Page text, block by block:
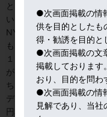
ところが、昨晩のCNNイ
い。経済再開のほうが大
NY市場は、この発言で安
もう一つの驚きは、それ
１７２０ドル台まで戻し
がっている感じ。
ちなみに、ワクチン開発
デルナ社にインサイダー
円相当売却したと医療メ
●次画面掲載の情
供を目的としたも
得・勧誘を目的と
●次画面掲載の文
掲載しております
おり、目的を問わ
●次画面掲載の情
見解であり、当